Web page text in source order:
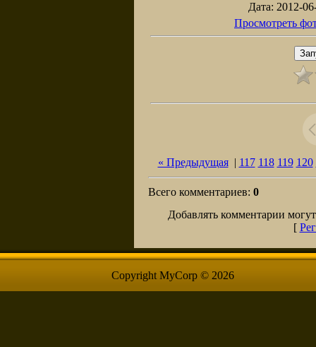
Дата: 2012-
Просмотреть
« Предыдущая| 117 118 119 120
Всего комментариев: 0
Добавлять комментарии
[
Copyright MyCorp © 2026